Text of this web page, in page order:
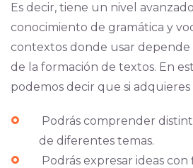
Es decir, tiene un nivel
conocimiento de gramática y
contextos donde usar depende
de la formación de textos. En
podemos decir que si adquieres
Podrás comprender
de diferentes temas.
Podrás expresar ideas